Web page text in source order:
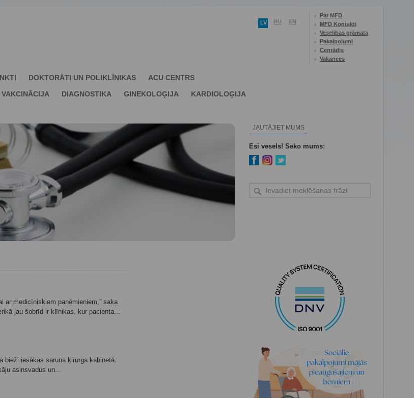
LV RU EN
Par MFD
MFD Kontakti
Veselības grāmata
Pakalpojumi
Cenrādis
Vakances
DOKTORĀTI UN POLIKLĪNIKAS
ACU CENTRS
VAKCINĀCIJA DIAGNOSTIKA GINEKOLOĢIJA
KARDIOLOĢIJA
JAUTĀJIET MUMS
Esi vesels! Seko mums:
ar medicīniskiem paņēmieniem,” saka
jau šobrīd ir klīnikas, kur pacienta...
bieži iesākas saruna ķirurga kabinetā.
asinsvadus un...